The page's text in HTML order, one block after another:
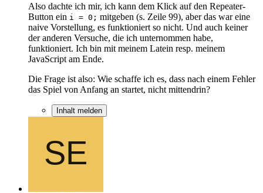
Also dachte ich mir, ich kann dem Klick auf den Repeater-
Button ein i = 0; mitgeben (s. Zeile 99), aber das war eine
naive Vorstellung, es funktioniert so nicht. Und auch keiner
der anderen Versuche, die ich unternommen habe,
funktioniert. Ich bin mit meinem Latein resp. meinem
JavaScript am Ende.
Die Frage ist also: Wie schaffe ich es, dass nach einem Fehler
das Spiel von Anfang an startet, nicht mittendrin?
Inhalt melden